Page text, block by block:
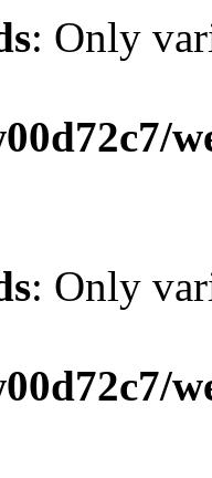
: Only
: Only